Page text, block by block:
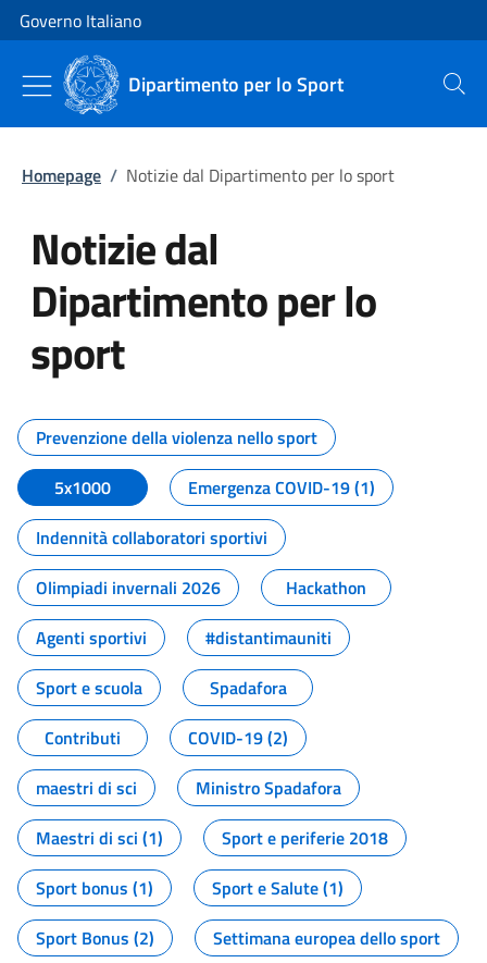
Vai al contenuto
Vai alla navigazione del sito
Governo Italiano
Dipartimento per lo Sport Cerca
Homepage / Notizie dal Dipartimento per lo sport
Notizie dal
Dipartimento per lo
sport
Tutti i contenuti della pagina
Prevenzione della violenza nello sport
5x1000
Emergenza COVID-19 (1)
Indennità collaboratori sportivi
Olimpiadi invernali 2026
Hackathon
Agenti sportivi
#distantimauniti
Sport e scuola
Spadafora
Contributi
COVID-19 (2)
maestri di sci
Ministro Spadafora
Maestri di sci (1)
Sport e periferie 2018
Sport bonus (1)
Sport e Salute (1)
Sport Bonus (2)
Settimana europea dello sport